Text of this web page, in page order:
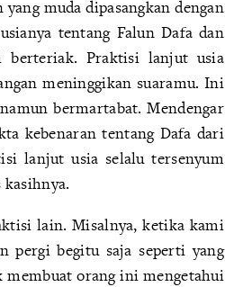
muda dipasangkan dengan
tentang Falun Dafa dan
berteriak. Praktisi lanjut usia
meninggikan suaramu. Ini
bermartabat. Mendengar
kebenaran tentang Dafa dari
lanjut usia selalu tersenyum
lain. Misalnya, ketika kami
pergi begitu saja seperti yang
membuat orang ini mengetahui